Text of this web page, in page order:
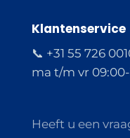
Klantenservice
📞 +31 55 726
ma t/m vr 09:00-
Heeft u een